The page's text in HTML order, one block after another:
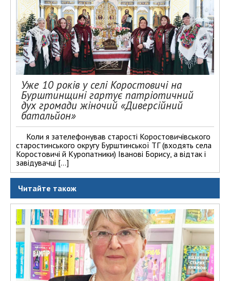
Уже 10 років у селі Коростовичі на
Бурштинщині гартує патріотичний
дух громади жіночий «Диверсійний
батальйон»
Коли я зателефонував старості Коростовичівського
старостинського округу Бурштинської ТГ (входять села
Коростовичі й Куропатники) Іванові Борису, а відтак і
завідувачці […]
Читайте також